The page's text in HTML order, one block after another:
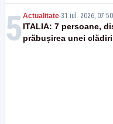
5 Actualitate-31 iul. 2026, 07:50
ITALIA: 7 persoane,
prăbușirea unei